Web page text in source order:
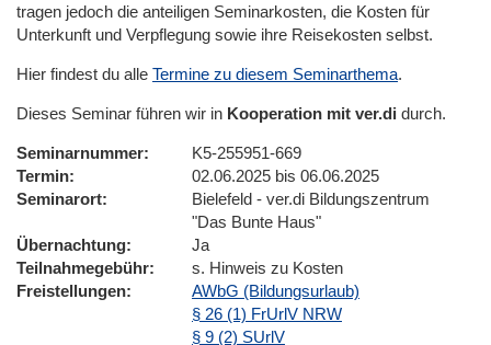
tragen jedoch die anteiligen Seminarkosten, die Kosten für
Unterkunft und Verpflegung sowie ihre Reisekosten selbst.
Hier findest du alle Termine zu diesem Seminarthema.
Dieses Seminar führen wir in Kooperation mit ver.di durch.
Seminarnummer
K5-255951-669
Termin
02.06.2025 bis 06.06.2025
Seminarort
Bielefeld - ver.di Bildungszentrum
"Das Bunte Haus"
Übernachtung
Ja
Teilnahmegebühr
s. Hinweis zu Kosten
Freistellungen
AWbG (Bildungsurlaub)
§ 26 (1) FrUrlV NRW
§ 9 (2) SUrlV